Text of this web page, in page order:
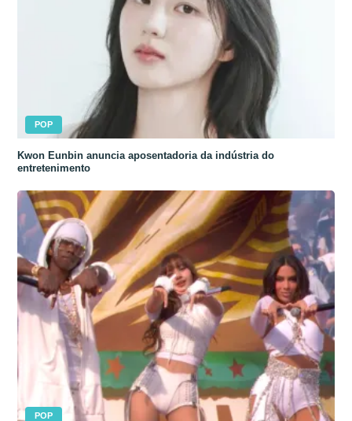
POP
Kwon Eunbin anuncia aposentadoria da indústria do
entretenimento
POP